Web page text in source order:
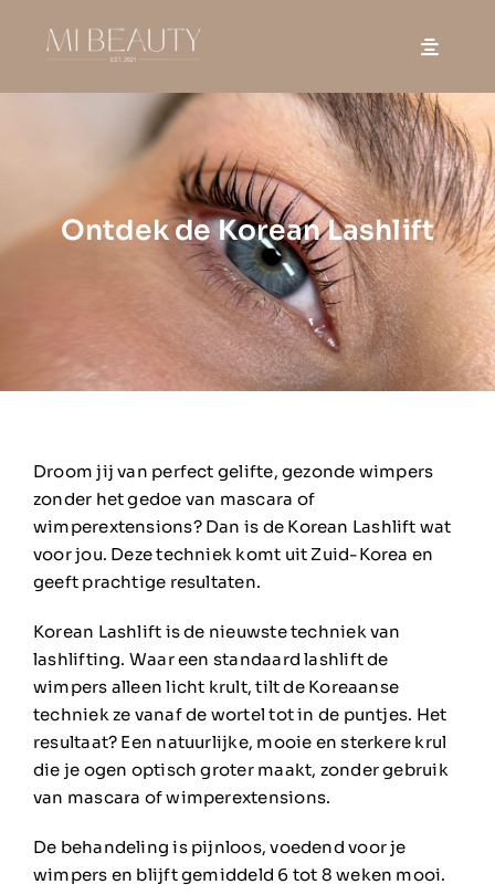
Ontdek de Korean Lashlift
Droom jij van perfect gelifte, gezonde wimpers
zonder het gedoe van mascara of
wimperextensions? Dan is de Korean Lashlift wat
voor jou. Deze techniek komt uit Zuid-Korea en
geeft prachtige resultaten.
Korean Lashlift is de nieuwste techniek van
lashlifting. Waar een standaard lashlift de
wimpers alleen licht krult, tilt de Koreaanse
techniek ze vanaf de wortel tot in de puntjes. Het
resultaat? Een natuurlijke, mooie en sterkere krul
die je ogen optisch groter maakt, zonder gebruik
van mascara of wimperextensions.
De behandeling is pijnloos, voedend voor je
wimpers en blijft gemiddeld 6 tot 8 weken mooi.